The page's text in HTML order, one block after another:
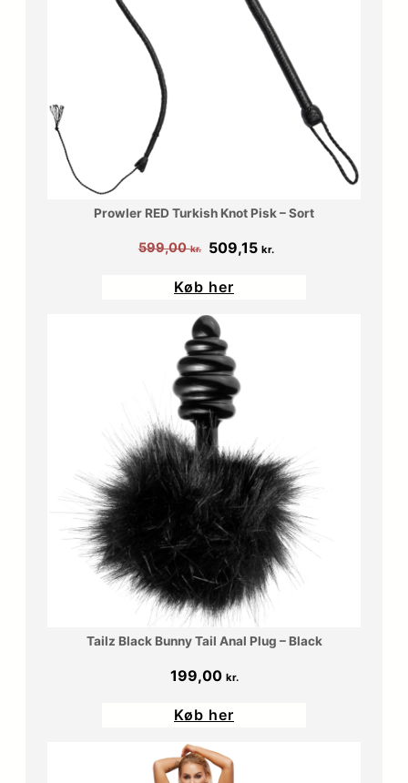
Prowler RED Turkish Knot Pisk – Sort
599,00kr.
Den
pris
var:
599,00 kr..
509,15 kr.
Køb her
Tailz Black Bunny Tail Anal Plug – Black
199,00 kr.
Køb her